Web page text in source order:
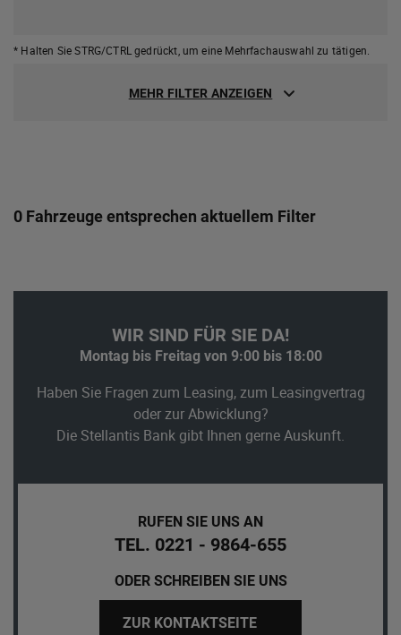
* Halten Sie STRG/CTRL gedrückt, um eine Mehrfachauswahl zu tätigen.
MEHR FILTER ANZEIGEN
0 Fahrzeuge entsprechen aktuellem Filter
WIR SIND FÜR SIE DA!
Montag bis Freitag von 9:00 bis 18:00
Haben Sie Fragen zum Leasing, zum Leasingvertrag
oder zur Abwicklung?
Die Stellantis Bank gibt Ihnen gerne Auskunft.
RUFEN SIE UNS AN
TEL. 0221 - 9864-655
ODER SCHREIBEN SIE UNS
ZUR KONTAKTSEITE